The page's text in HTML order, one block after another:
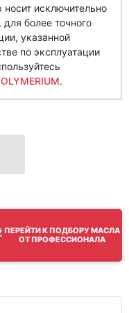
исключительно
более точного
указанной
по эксплуатации
.